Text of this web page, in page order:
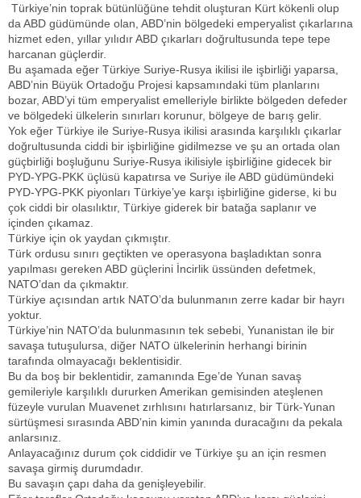
Türkiye’nin toprak bütünlüğüne tehdit oluşturan Kürt kökenli olup
da ABD güdümünde olan, ABD’nin bölgedeki emperyalist çıkarlarına
hizmet eden, yıllar yılıdır ABD çıkarları doğrultusunda tepe tepe
harcanan güçlerdir.
Bu aşamada eğer Türkiye Suriye-Rusya ikilisi ile işbirliği yaparsa,
ABD’nin Büyük Ortadoğu Projesi kapsamındaki tüm planlarını
bozar, ABD’yi tüm emperyalist emelleriyle birlikte bölgeden defeder
ve bölgedeki ülkelerin sınırları korunur, bölgeye de barış gelir.
Yok eğer Türkiye ile Suriye-Rusya ikilisi arasında karşılıklı çıkarlar
doğrultusunda ciddi bir işbirliğine gidilmezse ve şu an ortada olan
güçbirliği boşluğunu Suriye-Rusya ikilisiyle işbirliğine gidecek bir
PYD-YPG-PKK üçlüsü kapatırsa ve Suriye ile ABD güdümündeki
PYD-YPG-PKK piyonları Türkiye’ye karşı işbirliğine giderse, ki bu
çok ciddi bir olasılıktır, Türkiye giderek bir batağa saplanır ve
içinden çıkamaz.
Türkiye için ok yaydan çıkmıştır.
Türk ordusu sınırı geçtikten ve operasyona başladıktan sonra
yapılması gereken ABD güçlerini İncirlik üssünden defetmek,
NATO’dan da çıkmaktır.
Türkiye açısından artık NATO’da bulunmanın zerre kadar bir hayrı
yoktur.
Türkiye’nin NATO’da bulunmasının tek sebebi, Yunanistan ile bir
savaşa tutuşulursa, diğer NATO ülkelerinin herhangi birinin
tarafında olmayacağı beklentisidir.
Bu da boş bir beklentidir, zamanında Ege’de Yunan savaş
gemileriyle karşılıklı dururken Amerikan gemisinden ateşlenen
füzeyle vurulan Muavenet zırhlısını hatırlarsanız, bir Türk-Yunan
sürtüşmesi sırasında ABD’nin kimin yanında duracağını da pekala
anlarsınız.
Anlayacağınız durum çok ciddidir ve Türkiye şu an için resmen
savaşa girmiş durumdadır.
Bu savaşın çapı daha da genişleyebilir.